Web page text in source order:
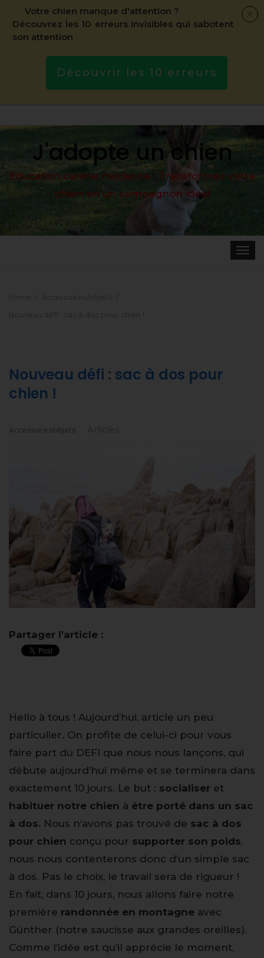
J'adopte un chien
Éducation canine moderne : Transformez votre
chien en un compagnon idéal
Toggle
Nouveau défi : sac à dos pour
chien !
Accessoires/objets
Partager l'article :
Hello à tous ! Aujourd’hui, article un peu
particulier. On profite de celui-ci pour vous
faire part du DEFI que nous nous lançons, qui
débute aujourd’hui même et se terminera dans
exactement 10 jours. Le but : socialiser et
habituer notre chien à être porté dans un sac
à dos. Nous n’avons pas trouvé de sac à dos
pour chien conçu pour supporter son poids,
nous nous contenterons donc d’un simple sac
à dos. Pas le choix, le travail sera de rigueur !
En fait, dans 10 jours, nous allons faire notre
première randonnée en montagne avec
Günther (notre saucisse aux grandes oreilles).
Comme l’idée est qu’il apprécie le moment,
Votre chien manque d'attention ?
Découvrez les 10 erreurs invisibles qui sabotent
son attention
Découvrir les 10 erreurs